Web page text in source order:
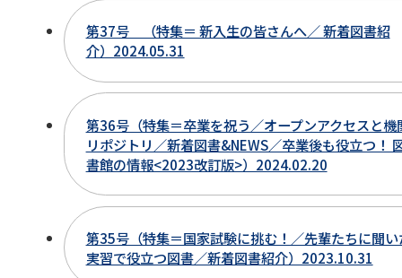
第37号 （特集＝ 新入生の皆さんへ／ 新着図書紹
介）2024.05.31
第36号（特集＝卒業を祝う／オープンアクセスと機
リポジトリ／新着図書&NEWS／卒業後も役立つ！
書館の情報<2023改訂版>）2024.02.20
第35号（特集＝国家試験に挑む！／先輩たちに聞い
実習で役立つ図書／新着図書紹介）2023.10.31